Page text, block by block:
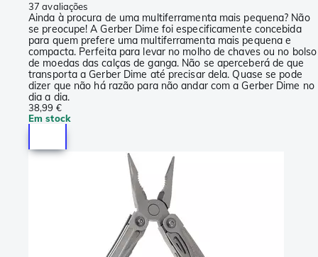
37 avaliações
Ainda à procura de uma multiferramenta mais pequena? Não
se preocupe! A Gerber Dime foi especificamente concebida
para quem prefere uma multiferramenta mais pequena e
compacta. Perfeita para levar no molho de chaves ou no bolso
de moedas das calças de ganga. Não se aperceberá de que
transporta a Gerber Dime até precisar dela. Quase se pode
dizer que não há razão para não andar com a Gerber Dime no
dia a dia.
38,99 €
Em stock